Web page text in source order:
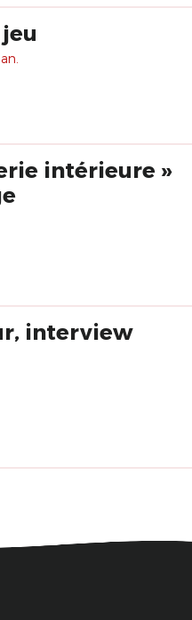
intérieure »
interview